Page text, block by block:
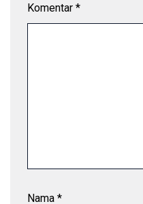
Komentar *
Nama *